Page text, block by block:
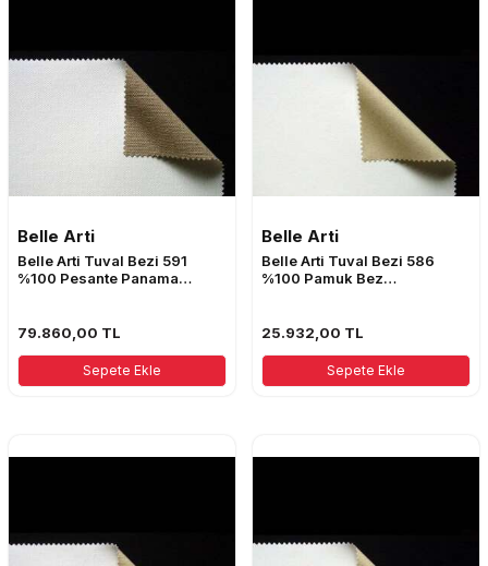
Belle Arti
Belle Arti Tuval Bezi 591
%100 Pesante Panama
79.860,00 TL
Sepete Ekle
Belle Arti
Belle Arti Tuval Bezi 586
%100 Pamuk Bez
25.932,00 TL
Sepete Ekle